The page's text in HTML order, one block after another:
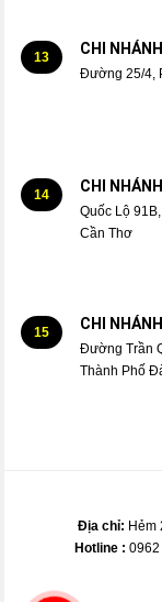
13 CHI
Đường 25/4,
14 CHI
Quốc Lộ
Cần Thơ
15 CHI
Đường Trần
Thành Phố
Địa chỉ: Hẻm
Hotline : 0962